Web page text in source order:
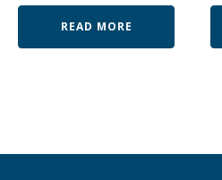
READ MORE